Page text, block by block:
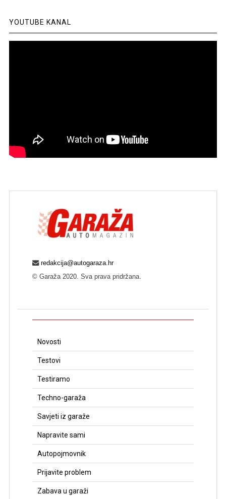
YOUTUBE KANAL
redakcija@autogaraza.hr
© Garaža 2020. Sva prava pridržana.
Novosti
Testovi
Testiramo
Techno-garaža
Savjeti iz garaže
Napravite sami
Autopojmovnik
Prijavite problem
Zabava u garaži